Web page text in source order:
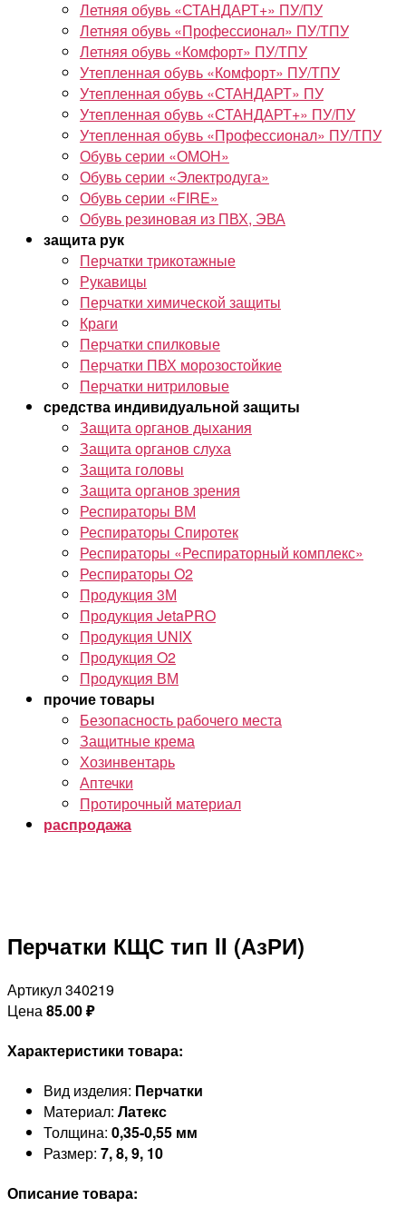
Летняя обувь «СТАНДАРТ+» ПУ/ПУ
Летняя обувь «Профессионал» ПУ/ТПУ
Летняя обувь «Комфорт» ПУ/ТПУ
Утепленная обувь «Комфорт» ПУ/ТПУ
Утепленная обувь «СТАНДАРТ» ПУ
Утепленная обувь «СТАНДАРТ+» ПУ/ПУ
Утепленная обувь «Профессионал» ПУ/ТПУ
Обувь серии «ОМОН»
Обувь серии «Электродуга»
Обувь серии «FIRE»
Обувь резиновая из ПВХ, ЭВА
защита рук
Перчатки трикотажные
Рукавицы
Перчатки химической защиты
Краги
Перчатки спилковые
Перчатки ПВХ морозостойкие
Перчатки нитриловые
средства индивидуальной защиты
Защита органов дыхания
Защита органов слуха
Защита головы
Защита органов зрения
Респираторы ВМ
Респираторы Спиротек
Респираторы «Респираторный комплекс»
Респираторы O2
Продукция 3М
Продукция JetaPRO
Продукция UNIX
Продукция O2
Продукция ВМ
прочие товары
Безопасность рабочего места
Защитные крема
Хозинвентарь
Аптечки
Протирочный материал
распродажа
Перчатки КЩС тип II (АзРИ)
Артикул 340219
Цена85.00₽
Характеристики товара:
Вид изделия: Перчатки
Материал: Латекс
Толщина: 0,35-0,55 мм
Размер: 7, 8, 9, 10
Описание товара: